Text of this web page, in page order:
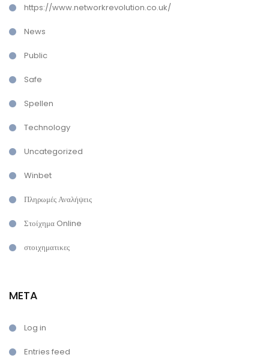
https://www.networkrevolution.co.uk/
News
Public
Safe
Spellen
Technology
Uncategorized
Winbet
Πληρωμές Αναλήψεις
Στοίχημα Online
στοιχηματικες
META
Log in
Entries feed